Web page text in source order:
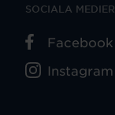
SOCIALA MEDIER
Facebook
Instagram